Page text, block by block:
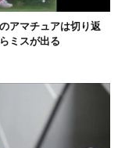
アマチュアは切り返
ミスが出る